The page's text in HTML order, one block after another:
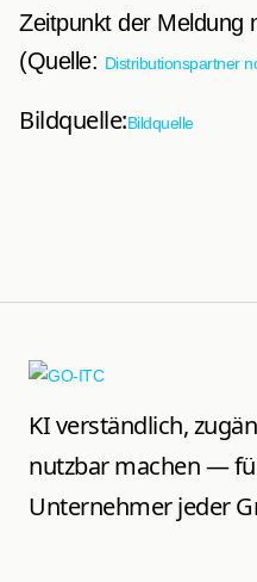
Zeitpunkt der Meldung
(Quelle: Distributionspartner
Bildquelle:Bildquelle
KI verständlich,
nutzbar machen —
Unternehmer jeder